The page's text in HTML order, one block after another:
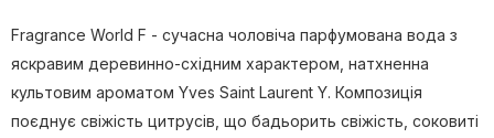
Fragrance World F - сучасна чоловіча парфумована вода з
яскравим деревинно-східним характером, натхненна
культовим ароматом Yves Saint Laurent Y. Композиція
поєднує свіжість цитрусів, що бадьорить свіжість, соковиті